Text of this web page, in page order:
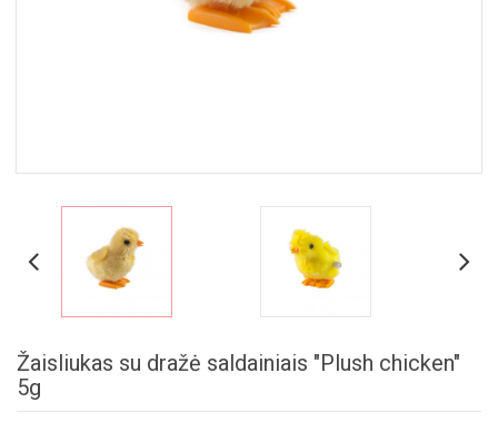
Žaisliukas su dražė saldainiais "Plush chicken"
5g